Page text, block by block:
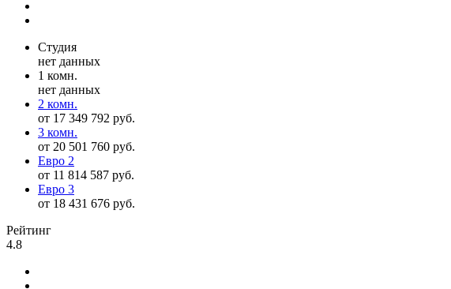
Студия
нет данных
1 комн.
нет данных
2 комн.
от 17 349 792 руб.
3 комн.
от 20 501 760 руб.
Евро 2
от 11 814 587 руб.
Евро 3
от 18 431 676 руб.
Рейтинг
4.8